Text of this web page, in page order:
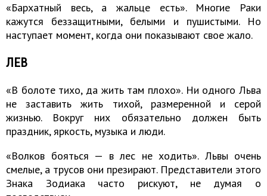
«Бархатный весь, а жальце есть». Многие Раки
кажутся беззащитными, белыми и пушистыми. Но
наступает момент, когда они показывают свое жало.
ЛЕВ
«В болоте тихо, да жить там плохо». Ни одного Льва
не заставить жить тихой, размеренной и серой
жизнью. Вокруг них обязательно должен быть
праздник, яркость, музыка и люди.
«Волков бояться — в лес не ходить». Львы очень
смелые, а трусов они презирают. Представители этого
Знака Зодиака часто рискуют, не думая о